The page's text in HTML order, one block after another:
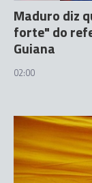
Maduro diz
forte" do
Guiana
02:00